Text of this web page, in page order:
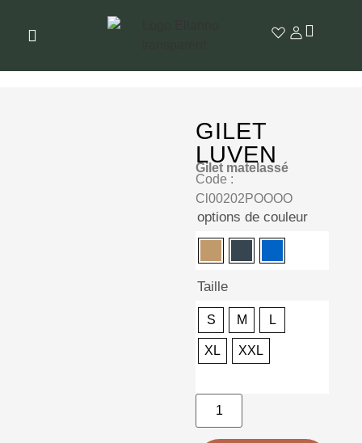
GILET
LUVEN
Gilet matelassé
Code :
Cl00202POOOO
options de couleur
Taille
S M L
XL XXL